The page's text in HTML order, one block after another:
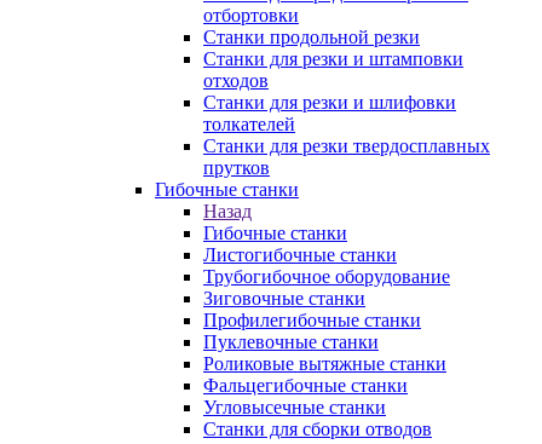
отбортовки
Станки продольной резки
Станки для резки и штамповки
отходов
Станки для резки и шлифовки
толкателей
Станки для резки твердосплавных
прутков
Гибочные станки
Назад
Гибочные станки
Листогибочные станки
Трубогибочное оборудование
Зиговочные станки
Профилегибочные станки
Пуклевочные станки
Роликовые вытяжные станки
Фальцегибочные станки
Угловысечные станки
Станки для сборки отводов